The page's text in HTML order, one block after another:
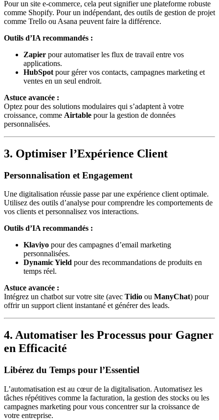
Pour un site e-commerce, cela peut signifier une plateforme robuste
comme Shopify. Pour un indépendant, des outils de gestion de projet
comme Trello ou Asana peuvent faire la différence.
Outils d’IA recommandés :
Zapier pour automatiser les flux de travail entre vos
applications.
HubSpot pour gérer vos contacts, campagnes marketing et
ventes en un seul endroit.
Astuce avancée :
Optez pour des solutions modulaires qui s’adaptent à votre
croissance, comme Airtable pour la gestion de données
personnalisées.
3. Optimiser l’Expérience Client
Personnalisation et Engagement
Une digitalisation réussie passe par une expérience client optimale.
Utilisez des outils d’analyse pour comprendre les comportements de
vos clients et personnalisez vos interactions.
Outils d’IA recommandés :
Klaviyo pour des campagnes d’email marketing
personnalisées.
Dynamic Yield pour des recommandations de produits en
temps réel.
Astuce avancée :
Intégrez un chatbot sur votre site (avec Tidio ou ManyChat) pour
offrir un support client instantané et générer des leads.
4. Automatiser les Processus pour Gagner
en Efficacité
Libérez du Temps pour l’Essentiel
L’automatisation est au cœur de la digitalisation. Automatisez les
tâches répétitives comme la facturation, la gestion des stocks ou les
campagnes marketing pour vous concentrer sur la croissance de
votre entreprise.